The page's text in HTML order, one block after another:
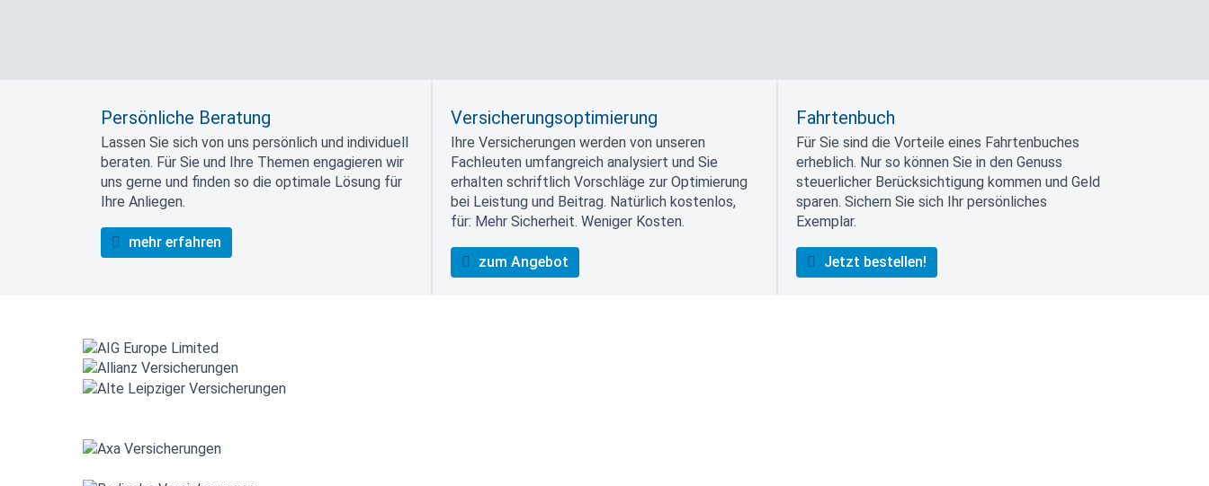
Persönliche Beratung
Lassen Sie sich von uns persönlich und individuell
beraten. Für Sie und Ihre Themen engagieren wir
uns gerne und finden so die optimale Lösung für
Ihre Anliegen.
mehr erfahren
Versicherungsoptimierung
Ihre Versicherungen werden von unseren
Fachleuten umfangreich analysiert und Sie
erhalten schriftlich Vorschläge zur Optimierung
bei Leistung und Beitrag. Natürlich kostenlos,
für: Mehr Sicherheit. Weniger Kosten.
zum Angebot
Fahrtenbuch
Für Sie sind die Vorteile eines Fahrtenbuches
erheblich. Nur so können Sie in den Genuss
steuerlicher Berücksichtigung kommen und Geld
sparen. Sichern Sie sich Ihr persönliches
Exemplar.
Jetzt bestellen!